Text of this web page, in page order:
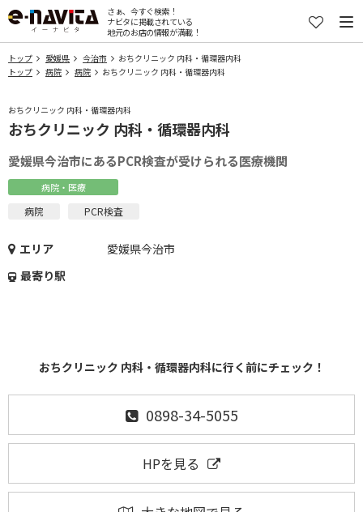
さぁ、今すぐ検索！
ナビタに掲載されている
地元のお店の情報が満載！
トップ 愛媛県 今治市
おちクリニック 内科・循環器内科
トップ
病院 病院 おちクリニック 内科・循環器内科
おちクリニック 内科・循環器内科
おちクリニック 内科・循環器内科
愛媛県今治市にあるPCR検査が受けられる医療機関
病院・医療
病院 PCR検査
エリア
愛媛県今治市
最寄り駅
おちクリニック 内科・循環器内科に行く前にチェック！
0898-34-5055
HPを見る